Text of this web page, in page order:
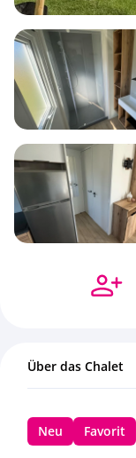
1
Über das Chalet
Neu Favorit